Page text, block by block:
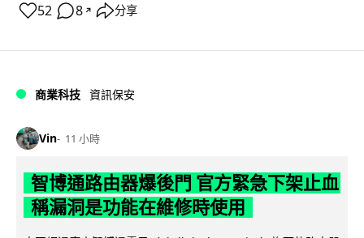
52 8 ↗ 分享
商業科技 資訊保安
Vin 11 小時
智博通路由器爆後門 官方緊急下架止血
稱漏洞是功能在維修時使用